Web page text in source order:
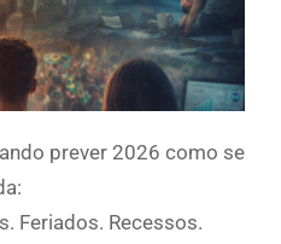
prever 2026 como se
Feriados. Recessos.